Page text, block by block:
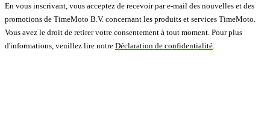
En vous inscrivant, vous acceptez de recevoir par e-mail des nouvelles et des
promotions de TimeMoto B.V. concernant les produits et services TimeMoto.
Vous avez le droit de retirer votre consentement à tout moment. Pour plus
d'informations, veuillez lire notre Déclaration de confidentialité.